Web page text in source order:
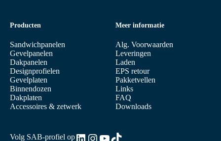
Producten
Sandwichpanelen
Gevelpanelen
Dakpanelen
Designprofielen
Gevelplaten
Binnendozen
Dakplaten
Accessoires & zetwerk
Meer informatie
Alg. Voorwaarden
Leveringen
Laden
EPS retour
Pakketvellen
Links
FAQ
Downloads
Volg SAB-profiel opLinkedIn
Instagram
YouTube
TikTok